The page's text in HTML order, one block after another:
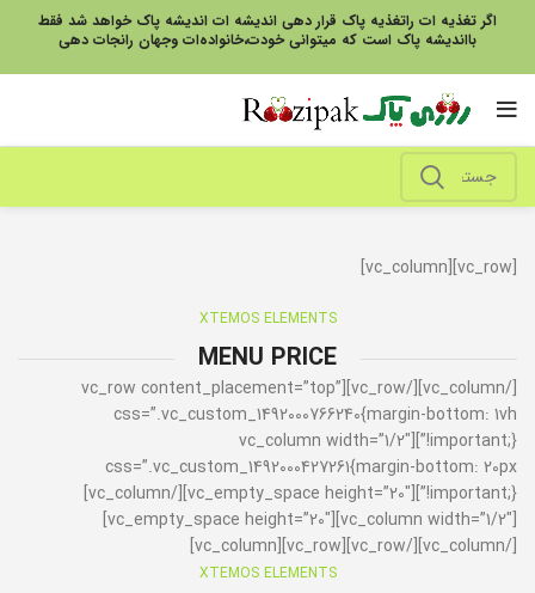
اگر تغذیه ات راتغذیه پاک قرار دهی اندیشه ات اندیشه پاک خواهد شد فقط
بااندیشه پاک است که میتوانی خودت،خانواده‌ات وجهان رانجات دهی
[vc_row][vc_column]
XTEMOS ELEMENTS
MENU PRICE
[/vc_column][/vc_row][vc_row content_placement=”top”
css=”.vc_custom_1492000766240{margin-bottom: 1vh
!important;}”][vc_column width=”1/2″
css=”.vc_custom_1492000427261{margin-bottom: 20px
!important;}”][vc_empty_space height=”20″][/vc_column]
[vc_column width=”1/2″][vc_empty_space height=”20″]
[/vc_column][/vc_row][vc_row][vc_column]
XTEMOS ELEMENTS